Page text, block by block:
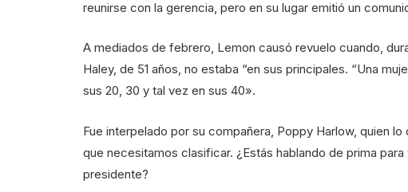
reunirse con la gerencia, pero en su lugar emitió un
A mediados de febrero, Lemon causó revuelo cuando,
Haley, de 51 años, no estaba “en sus principales. “Una
sus 20, 30 y tal vez en sus 40».
Fue interpelado por su compañera, Poppy Harlow, quien
que necesitamos clasificar. ¿Estás hablando de prima
presidente?